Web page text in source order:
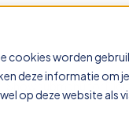
cookies worden
deze informatie om
op deze website als
Show submenu for